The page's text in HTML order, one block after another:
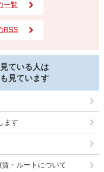
一覧
RSS
ている人は
見ています
ます
・ルートについて